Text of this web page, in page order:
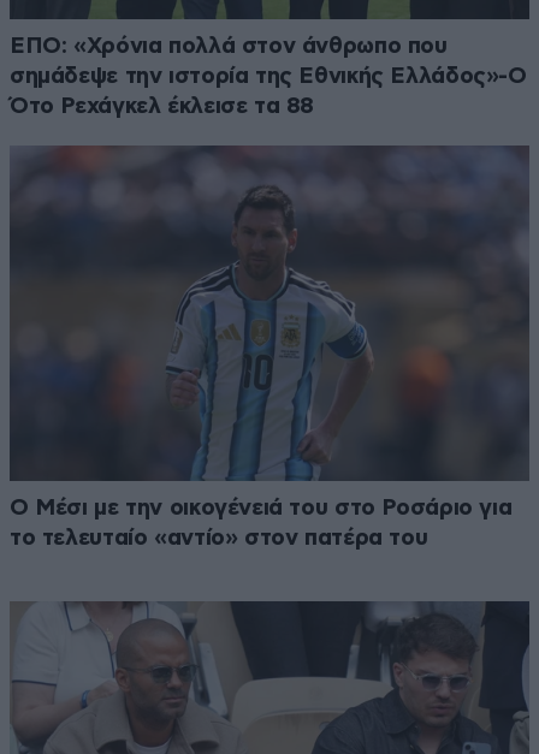
ΕΠΟ: «Χρόνια πολλά στον άνθρωπο που
σημάδεψε την ιστορία της Εθνικής Ελλάδος»-Ο
Ότο Ρεχάγκελ έκλεισε τα 88
Ο Μέσι με την οικογένειά του στο Ροσάριο για
το τελευταίο «αντίο» στον πατέρα του